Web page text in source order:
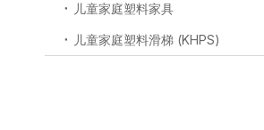
儿童家庭塑料家具
儿童家庭塑料滑梯 (KHPS)